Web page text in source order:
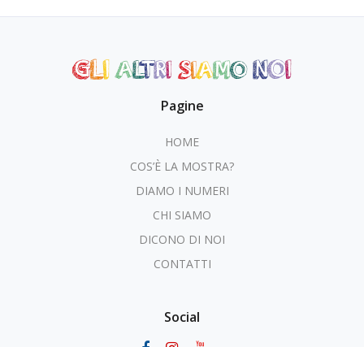
Pagine
HOME
COS’È LA MOSTRA?
DIAMO I NUMERI
CHI SIAMO
DICONO DI NOI
CONTATTI
Social